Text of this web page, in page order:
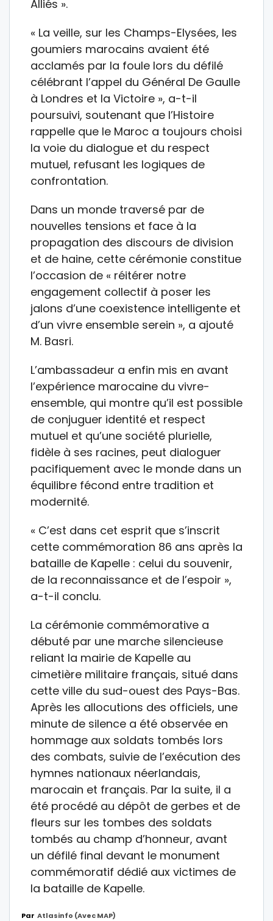
Alliés ».
« La veille, sur les Champs-Elysées, les
goumiers marocains avaient été
acclamés par la foule lors du défilé
célébrant l’appel du Général De Gaulle
à Londres et la Victoire », a-t-il
poursuivi, soutenant que l’Histoire
rappelle que le Maroc a toujours choisi
la voie du dialogue et du respect
mutuel, refusant les logiques de
confrontation.
Dans un monde traversé par de
nouvelles tensions et face à la
propagation des discours de division
et de haine, cette cérémonie constitue
l’occasion de « réitérer notre
engagement collectif à poser les
jalons d’une coexistence intelligente et
d’un vivre ensemble serein », a ajouté
M. Basri.
L’ambassadeur a enfin mis en avant
l’expérience marocaine du vivre-
ensemble, qui montre qu’il est possible
de conjuguer identité et respect
mutuel et qu’une société plurielle,
fidèle à ses racines, peut dialoguer
pacifiquement avec le monde dans un
équilibre fécond entre tradition et
modernité.
« C’est dans cet esprit que s’inscrit
cette commémoration 86 ans après la
bataille de Kapelle : celui du souvenir,
de la reconnaissance et de l’espoir »,
a-t-il conclu.
La cérémonie commémorative a
débuté par une marche silencieuse
reliant la mairie de Kapelle au
cimetière militaire français, situé dans
cette ville du sud-ouest des Pays-Bas.
Après les allocutions des officiels, une
minute de silence a été observée en
hommage aux soldats tombés lors
des combats, suivie de l’exécution des
hymnes nationaux néerlandais,
marocain et français. Par la suite, il a
été procédé au dépôt de gerbes et de
fleurs sur les tombes des soldats
tombés au champ d’honneur, avant
un défilé final devant le monument
commémoratif dédié aux victimes de
la bataille de Kapelle.
Par Atlasinfo (avec MAP)